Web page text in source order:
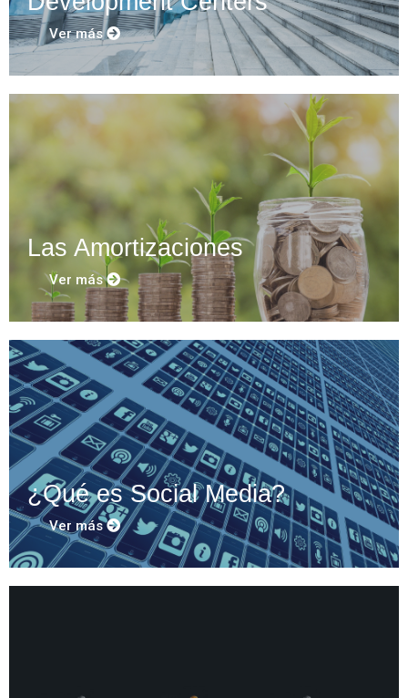
Ver más
Las Amortizaciones
Ver más
¿Qué es Social Media?
Ver más